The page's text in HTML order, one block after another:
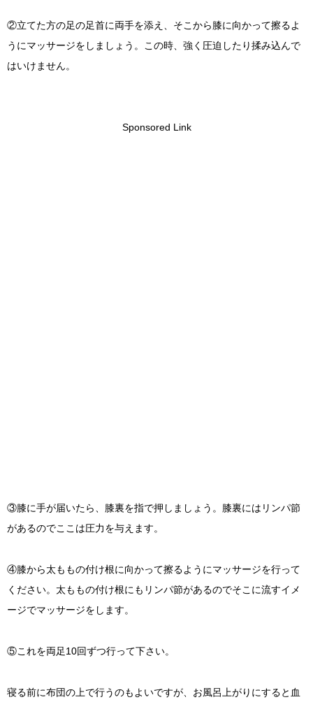
②立てた方の足の足首に両手を添え、そこから膝に向かって擦るよ
うにマッサージをしましょう。この時、強く圧迫したり揉み込んで
はいけません。
Sponsored Link
③膝に手が届いたら、膝裏を指で押しましょう。膝裏にはリンパ節
があるのでここは圧力を与えます。
④膝から太ももの付け根に向かって擦るようにマッサージを行って
ください。太ももの付け根にもリンパ節があるのでそこに流すイメ
ージでマッサージをします。
⑤これを両足10回ずつ行って下さい。
寝る前に布団の上で行うのもよいですが、お風呂上がりにすると血